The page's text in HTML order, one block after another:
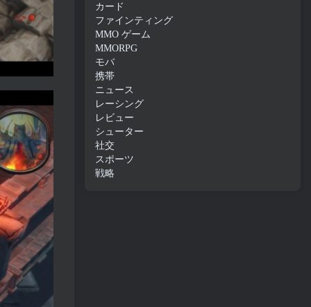
カード
ファインティング
MMO ゲーム
MMORPG
モバ
携帯
ニュース
レーシング
レビュー
シューター
社交
スポーツ
戦略